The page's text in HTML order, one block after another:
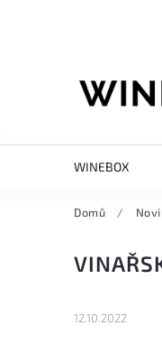
WINEBOX
Domů /
12.10.2022